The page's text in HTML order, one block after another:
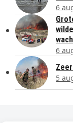
6
6
5